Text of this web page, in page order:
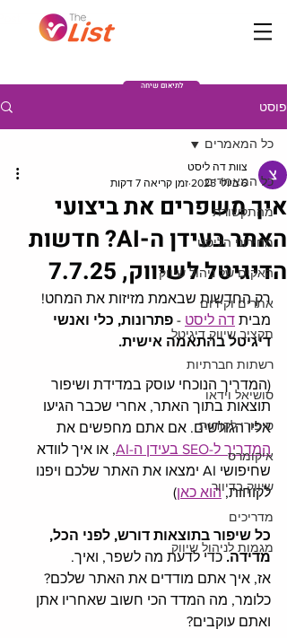
לתיאום שיחה
פוסט
כל המאמרים
מהתקשורת
מחירוני הליסט
האקים של ניהול שיווק
אתרים וקידום
תקציב שיווק דיגיטל
רשתות חברתיות
סושיאל וידאו
סיפורי לקוחות
איקומרס
שיווק בדיוור
מדריכים
מגמות לניהול שיווק
כל המאמרים
איך משפרים את ביצועי
האתר בעידן ה-AI? חדשות
הדיגיטל לשיווק, 7.7.25
צוות דה ליסט
6 ביולי 2025
זמן קריאה 7 דקות
רק החדשות שבאמת מזיזות את המחט!
מבית דה ליסט - פתרונות, כלי ואנשי
דיגיטל בהתאמה אישית.
(המדריך הנוכחי עוסק במדידת ושיפור
תוצאות בתוך האתר, אחרי שכבר הגיעו
אליו הגולשים. אם אתם מחפשים את
המדריך ל-SEO בעידן ה-AI
, או איך לוודא
שחיפושי AI ימצאו את האתר שלכם ויפנו
לקוחות, הוא כאן)
כל שיפור בתוצאות דורש, לפני הכל,
מדידה. כדי לדעת מה לשפר, ואיך.
אז, איך אתם מודדים את האתר שלכם?
כלומר, מה המדד הכי חשוב שאחריו אתן
ואתם עוקבים?